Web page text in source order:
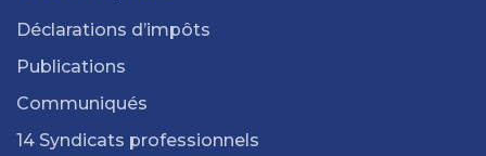
Déclarations d’impôts
Publications
Communiqués
14 Syndicats professionnels